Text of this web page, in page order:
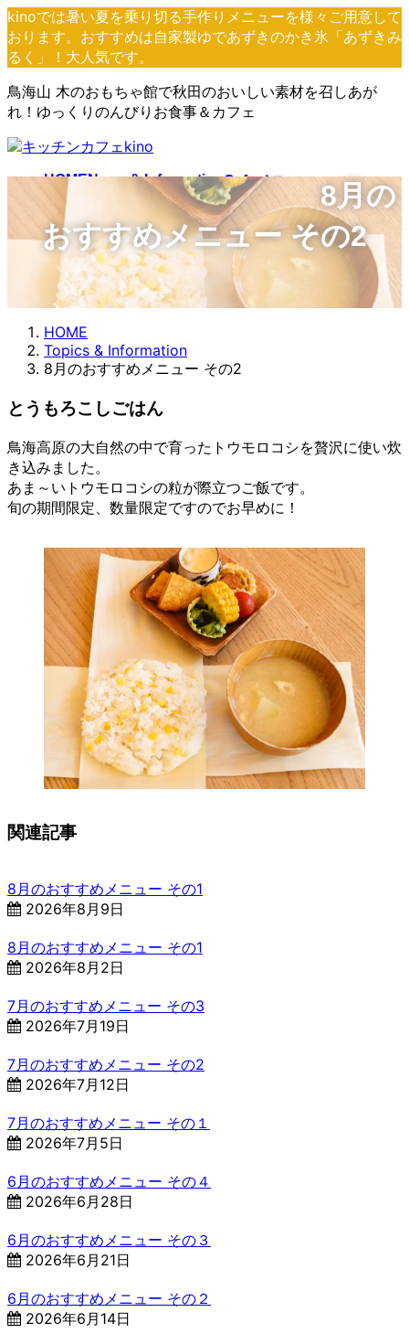
コ
ン
テ
ツ
へ
ス
キ
ッ
ナ
ビ
ゲ
シ
ョ
ン
に
移
kinoでは暑い夏を乗り切る手作りメニューを様々ご用意して
おります。おすすめは自家製ゆであずきのかき氷「あずきみ
るく」！大人気です。
鳥海山 木のおもちゃ館で秋田のおいしい素材を召しあが
れ！ゆっくりのんびりお食事＆カフェ
HOMENews & InformationCafeメニュー
Lunchメニュー
団体様向けメニュー
8月の
おすすめメニュー その2
HOME
Topics & Information
8月のおすすめメニュー その2
とうもろこしごはん
鳥海高原の大自然の中で育ったトウモロコシを贅沢に使い炊
き込みました。
あま～いトウモロコシの粒が際立つご飯です。
旬の期間限定、数量限定ですのでお早めに！
関連記事
8月のおすすめメニュー その1
2026年8月9日
8月のおすすめメニュー その1
2026年8月2日
7月のおすすめメニュー その3
2026年7月19日
7月のおすすめメニュー その2
2026年7月12日
7月のおすすめメニュー その１
2026年7月5日
6月のおすすめメニュー その４
2026年6月28日
6月のおすすめメニュー その３
2026年6月21日
6月のおすすめメニュー その２
2026年6月14日